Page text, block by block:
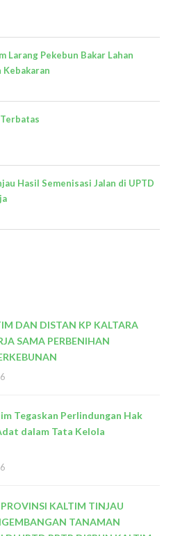
Larang Pekebun Bakar Lahan
Kebakaran
Hasil Semenisasi Jalan di UPTD
DAN DISTAN KP KALTARA
SAMA PERBENIHAN
Tegaskan Perlindungan Hak
dalam Tata Kelola
KALTIM TINJAU
TANAMAN